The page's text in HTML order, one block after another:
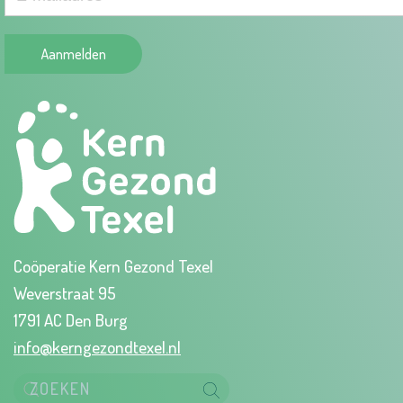
Aanmelden
Coöperatie Kern Gezond Texel
Weverstraat 95
1791 AC Den Burg
info@kerngezondtexel.nl